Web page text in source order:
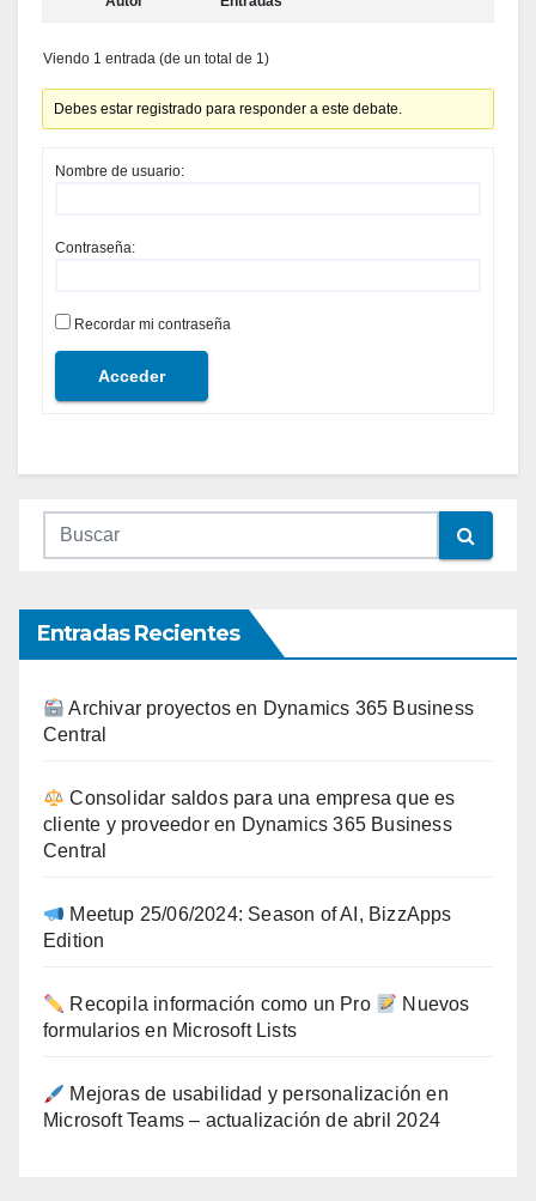
Viendo 1 entrada (de un total de 1)
Debes estar registrado para responder a este debate.
Nombre de usuario:
Contraseña:
Recordar mi contraseña
Acceder
Entradas Recientes
Archivar proyectos en Dynamics 365 Business
Central
Consolidar saldos para una empresa que es
cliente y proveedor en Dynamics 365 Business
Central
Meetup 25/06/2024: Season of AI, BizzApps
Edition
Recopila información como un Pro
Nuevos
formularios en Microsoft Lists
Mejoras de usabilidad y personalización en
Microsoft Teams – actualización de abril 2024